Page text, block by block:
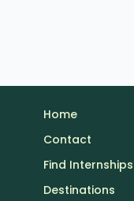
Home
Contact
Find Internships
Destinations